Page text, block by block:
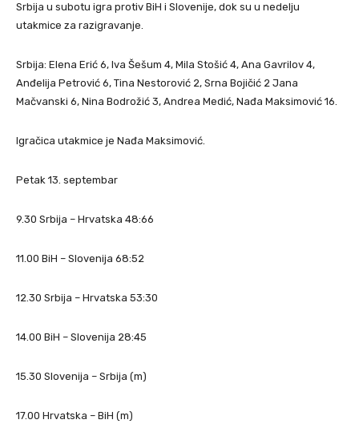
Srbija u subotu igra protiv BiH i Slovenije, dok su u nedelju
utakmice za razigravanje.
Srbija: Elena Erić 6, Iva Šešum 4, Mila Stošić 4, Ana Gavrilov 4,
Anđelija Petrović 6, Tina Nestorović 2, Srna Bojičić 2 Jana
Mačvanski 6, Nina Bodrožić 3, Andrea Medić, Nađa Maksimović 16.
Igračica utakmice je Nađa Maksimović.
Petak 13. septembar
9.30 Srbija – Hrvatska 48:66
11.00 BiH – Slovenija 68:52
12.30 Srbija – Hrvatska 53:30
14.00 BiH – Slovenija 28:45
15.30 Slovenija – Srbija (m)
17.00 Hrvatska – BiH (m)